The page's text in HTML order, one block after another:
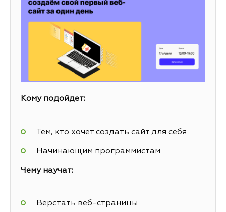
Кому подойдет:
Тем, кто хочет создать сайт для себя
Начинающим программистам
Чему научат:
Верстать веб-страницы